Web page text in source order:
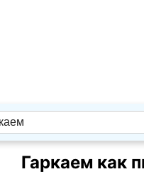
Гаркаем как